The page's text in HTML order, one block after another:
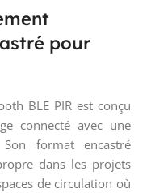
pour
BLE PIR est conçu
connecté avec une
format encastré
dans les projets
de circulation où